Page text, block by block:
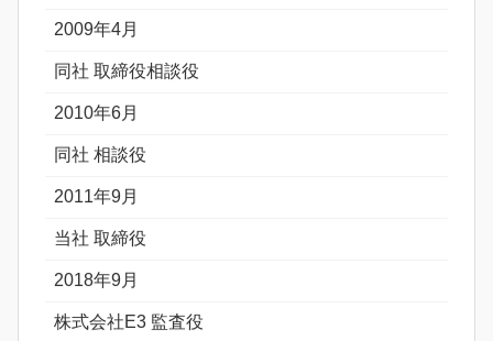
2009年4月
同社 取締役相談役
2010年6月
同社 相談役
2011年9月
当社 取締役
2018年9月
株式会社E3 監査役